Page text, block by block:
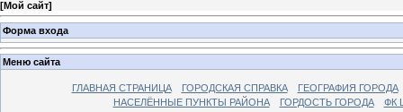
[Мой сайт]
Форма входа
Меню сайта
ГЛАВНАЯ СТРАНИЦА ГОРОДСКАЯ СПРАВКА
ГЕОГРАФИЯ ГОРОДА
НАСЕЛЁННЫЕ ПУНКТЫ РАЙОНА
ГОРДОСТЬ ГОРОДА ФК